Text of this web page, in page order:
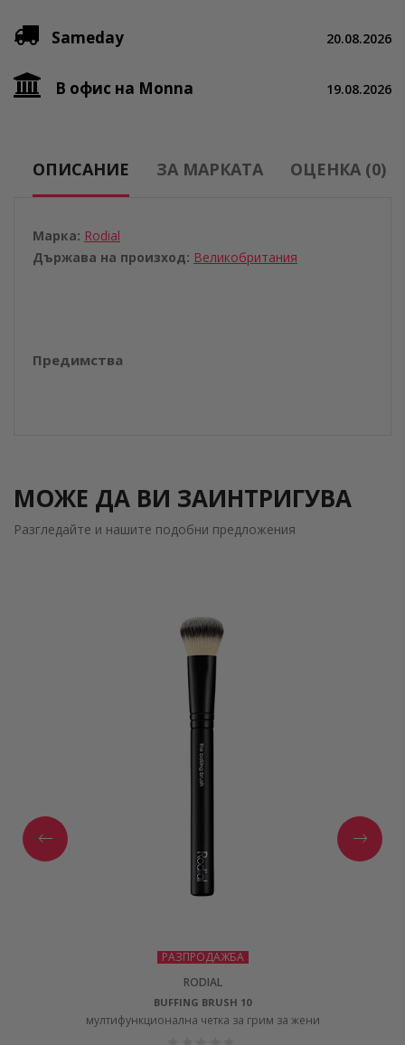
Sameday 20.08.2026
В офис на Monna 19.08.2026
ОПИСАНИЕ ЗА МАРКАТА ОЦЕНКА (0)
Марка: Rodial
Държава на произход: Великобритания
Предимства
МОЖЕ ДА ВИ ЗАИНТРИГУВА
Разгледайте и нашите подобни предложения
РАЗПРОДАЖБА
RODIAL
BUFFING BRUSH 10
мултифункционална четка за грим за жени